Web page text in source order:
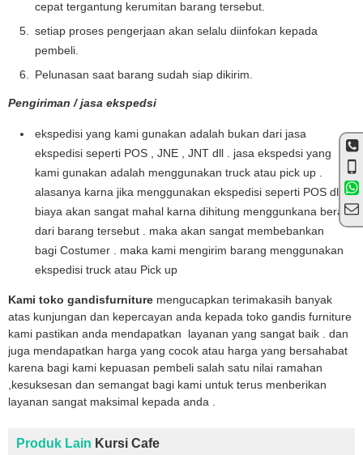
cepat tergantung kerumitan barang tersebut.
setiap proses pengerjaan akan selalu diinfokan kepada
pembeli.
Pelunasan saat barang sudah siap dikirim.
Pengiriman / jasa ekspedsi
ekspedisi yang kami gunakan adalah bukan dari jasa
ekspedisi seperti POS , JNE , JNT dll . jasa ekspedsi yang
kami gunakan adalah menggunakan truck atau pick up .
alasanya karna jika menggunakan ekspedisi seperti POS dll
biaya akan sangat mahal karna dihitung menggunkana berat
dari barang tersebut . maka akan sangat membebankan
bagi Costumer . maka kami mengirim barang menggunakan
ekspedisi truck atau Pick up
Kami toko gandisfurniture mengucapkan terimakasih banyak
atas kunjungan dan kepercayan anda kepada toko gandis furniture
kami pastikan anda mendapatkan layanan yang sangat baik . dan
juga mendapatkan harga yang cocok atau harga yang bersahabat
karena bagi kami kepuasan pembeli salah satu nilai ramahan
,kesuksesan dan semangat bagi kami untuk terus menberikan
layanan sangat maksimal kepada anda .
Produk Lain Kursi Cafe